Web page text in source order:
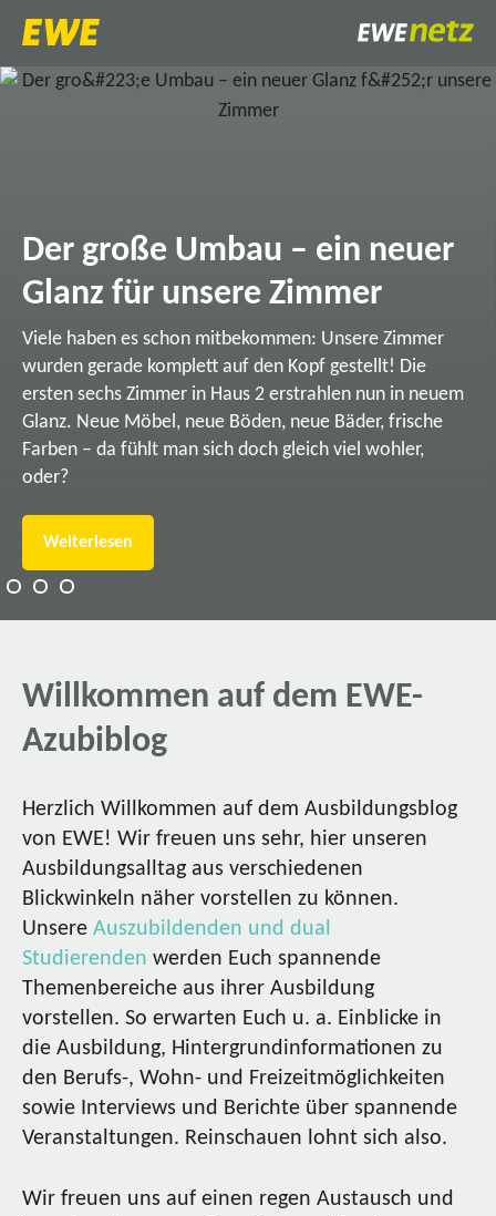
Der große Umbau – ein neuer
Glanz für unsere Zimmer
Viele haben es schon mitbekommen: Unsere Zimmer
wurden gerade komplett auf den Kopf gestellt! Die
ersten sechs Zimmer in Haus 2 erstrahlen nun in neuem
Glanz. Neue Möbel, neue Böden, neue Bäder, frische
Farben – da fühlt man sich doch gleich viel wohler,
oder?
Weiterlesen
Willkommen auf dem EWE-
Azubiblog
Herzlich Willkommen auf dem Ausbildungsblog
von EWE! Wir freuen uns sehr, hier unseren
Ausbildungsalltag aus verschiedenen
Blickwinkeln näher vorstellen zu können.
Unsere Auszubildenden und dual
Studierenden werden Euch spannende
Themenbereiche aus ihrer Ausbildung
vorstellen. So erwarten Euch u. a. Einblicke in
die Ausbildung, Hintergrundinformationen zu
den Berufs-, Wohn- und Freizeitmöglichkeiten
sowie Interviews und Berichte über spannende
Veranstaltungen. Reinschauen lohnt sich also.
Wir freuen uns auf einen regen Austausch und